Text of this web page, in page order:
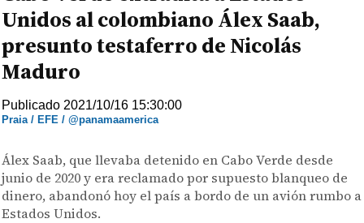
Unidos al colombiano Álex Saab,
presunto testaferro de Nicolás
Maduro
Publicado 2021/10/16 15:30:00
Praia / EFE / @panamaamerica
Álex Saab, que llevaba detenido en Cabo Verde desde
junio de 2020 y era reclamado por supuesto blanqueo de
dinero, abandonó hoy el país a bordo de un avión rumbo a
Estados Unidos.